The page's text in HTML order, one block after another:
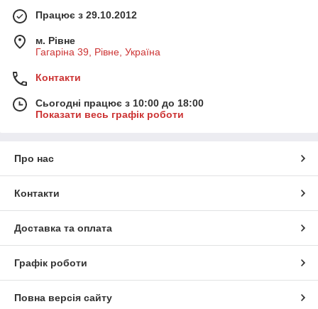
Працює з 29.10.2012
м. Рівне
Гагаріна 39, Рівне, Україна
Контакти
Сьогодні працює з 10:00 до 18:00
Показати весь графік роботи
Про нас
Контакти
Доставка та оплата
Графік роботи
Повна версія сайту